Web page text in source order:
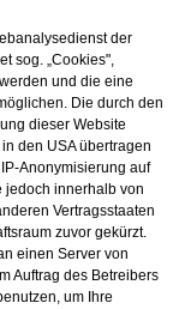
der
sog. „Cookies",
und die eine
Die durch den
dieser Website
den USA übertragen
Anonymisierung auf
jedoch innerhalb von
Vertragsstaaten
zuvor gekürzt.
einen Server von
Auftrag des Betreibers
um Ihre